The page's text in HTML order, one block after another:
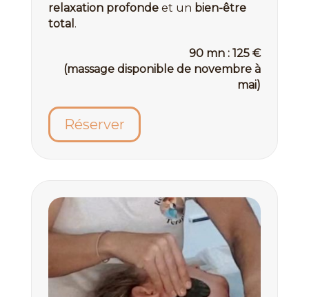
relaxation profondeet un bien-être
total .
90 mn : 125 €
(massage disponible de novembre à
mai)
Réserver